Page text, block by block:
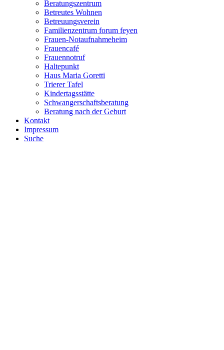
Beratungszentrum
Betreutes Wohnen
Betreuungsverein
Familienzentrum forum feyen
Frauen-Notaufnahmeheim
Frauencafé
Frauennotruf
Haltepunkt
Haus Maria Goretti
Trierer Tafel
Kindertagsstätte
Schwangerschaftsberatung
Beratung nach der Geburt
Kontakt
Impressum
Suche